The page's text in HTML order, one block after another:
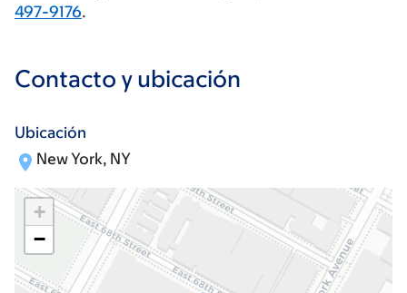
497-9176.
Contacto y ubicación
Ubicación
New York, NY
+
−